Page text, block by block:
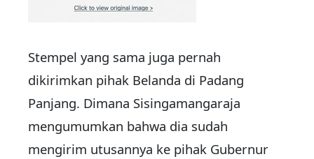
Stempel yang sama juga pernah
dikirimkan pihak Belanda di Padang
Panjang. Dimana Sisingamangaraja
mengumumkan bahwa dia sudah
mengirim utusannya ke pihak Gubernur